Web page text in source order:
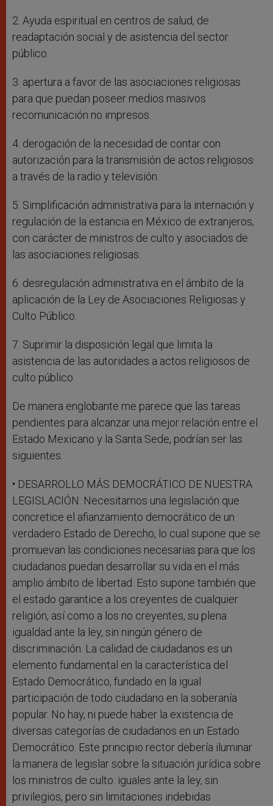
2. Ayuda espiritual en centros de salud, de
readaptación social y de asistencia del sector
público.
3. apertura a favor de las asociaciones religiosas
para que puedan poseer medios masivos
recomunicación no impresos.
4. derogación de la necesidad de contar con
autorización para la transmisión de actos religiosos
a través de la radio y televisión.
5. Simplificación administrativa para la internación y
regulación de la estancia en México de extranjeros,
con carácter de ministros de culto y asociados de
las asociaciones religiosas.
6. desregulación administrativa en el ámbito de la
aplicación de la Ley de Asociaciones Religiosas y
Culto Público.
7. Suprimir la disposición legal que limita la
asistencia de las autoridades a actos religiosos de
culto público
De manera englobante me parece que las tareas
pendientes para alcanzar una mejor relación entre el
Estado Mexicano y la Santa Sede, podrían ser las
siguientes.
• DESARROLLO MÁS DEMOCRÁTICO DE NUESTRA
LEGISLACIÓN: Necesitamos una legislación que
concretice el afianzamiento democrático de un
verdadero Estado de Derecho, lo cual supone que se
promuevan las condiciones necesarias para que los
ciudadanos puedan desarrollar su vida en el más
amplio ámbito de libertad. Esto supone también que
el estado garantice a los creyentes de cualquier
religión, así como a los no creyentes, su plena
igualdad ante la ley, sin ningún género de
discriminación. La calidad de ciudadanos es un
elemento fundamental en la característica del
Estado Democrático, fundado en la igual
participación de todo ciudadano en la soberanía
popular. No hay, ni puede haber la existencia de
diversas categorías de ciudadanos en un Estado
Democrático. Este principio rector debería iluminar
la manera de legislar sobre la situación jurídica sobre
los ministros de culto: iguales ante la ley, sin
privilegios, pero sin limitaciones indebidas